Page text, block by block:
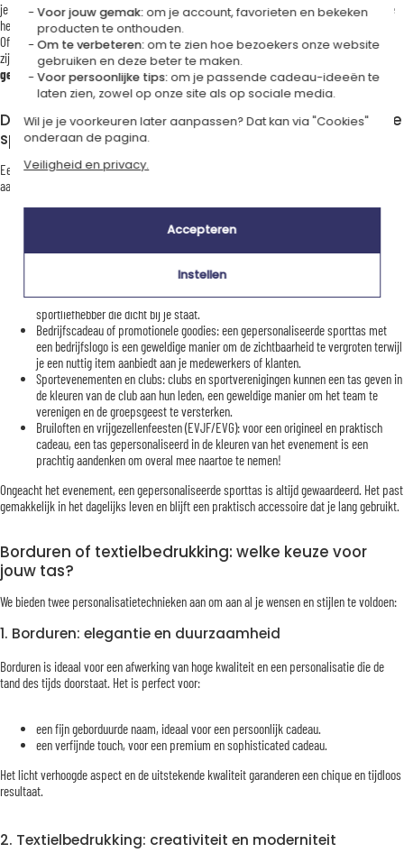
je eentas met een inspirerende quoteof je persoonlijke motto voor: elke keer dat je
het oppakt, herinnert het je aan je doelen en versterkt je vastberadenheid!
Of je nu een fanatieke sporter bent, een gepassioneerde yogi, een kind dat begint met
zijn eerste gymles of een professional op zoek naar een nuttige reclamegoodie, onze
gepersonaliseerde sporttassenblijven bij en creëren verbinding.
De beste gelegenheden om een gepersonaliseerde
sporttas te geven
Een sporttas om te personaliseren
aanpast aan verschillende situaties:
en sportactiviteiten: een geborduurde gymltas met de naam van
: geef een unieke tas, gepersonaliseerd met een
motiverende boodschap, een inspirerend ontwerp of een naam, ideaal voor een
sportliefhebber die dicht bij je staat.
Bedrijfscadeau of promotionele goodies: een gepersonaliseerde sporttas met
een bedrijfslogo is een geweldige manier om de zichtbaarheid te vergroten terwijl
je een nuttig item aanbiedt aan je medewerkers of klanten.
Sportevenementen en clubs: clubs en sportverenigingen kunnen een tas geven in
de kleuren van de club aan hun leden, een geweldige manier om het team te
verenigen en de groepsgeest te versterken.
Bruiloften en vrijgezellenfeesten (EVJF/EVG): voor een origineel en praktisch
cadeau, een tas gepersonaliseerd in de kleuren van het evenement is een
prachtig aandenken om overal mee naartoe te nemen!
Ongeacht het evenement, een gepersonaliseerde sporttas is altijd gewaardeerd. Het past
gemakkelijk in het dagelijks leven en blijft een praktisch accessoire dat je lang gebruikt.
Borduren of textielbedrukking: welke keuze voor
jouw tas?
We bieden twee personalisatietechnieken aan om aan al je wensen en stijlen te voldoen:
1. Borduren: elegantie en duurzaamheid
Borduren is ideaal voor een afwerking van hoge kwaliteit en een personalisatie die de
tand des tijds doorstaat. Het is perfect voor:
een fijn geborduurde naam, ideaal voor een persoonlijk cadeau.
een verfijnde touch, voor een premium en sophisticated cadeau.
Het licht verhoogde aspect en de uitstekende kwaliteit garanderen een chique en tijdloos
resultaat.
2. Textielbedrukking: creativiteit en moderniteit
Voor jouw gemak:om je account, favorieten en bekeken
producten te onthouden.
Om te verbeteren:om te zien hoe bezoekers onze website
gebruiken en deze beter te maken.
Voor persoonlijke tips:om je passende cadeau-ideeën te
laten zien, zowel op onze site als op sociale media.
Wil je je voorkeuren later aanpassen? Dat kan via "Cookies"
onderaan de pagina.
Veiligheid en privacy.
Accepteren
Instellen